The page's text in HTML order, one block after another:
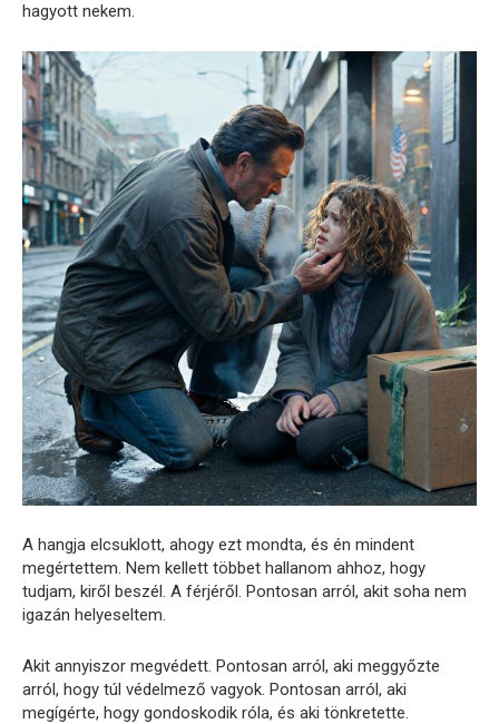
hagyott nekem.
A hangja elcsuklott, ahogy ezt mondta, és én mindent
megértettem. Nem kellett többet hallanom ahhoz, hogy
tudjam, kiről beszél. A férjéről. Pontosan arról, akit soha nem
igazán helyeseltem.
Akit annyiszor megvédett. Pontosan arról, aki meggyőzte
arról, hogy túl védelmező vagyok. Pontosan arról, aki
megígérte, hogy gondoskodik róla, és aki tönkretette.